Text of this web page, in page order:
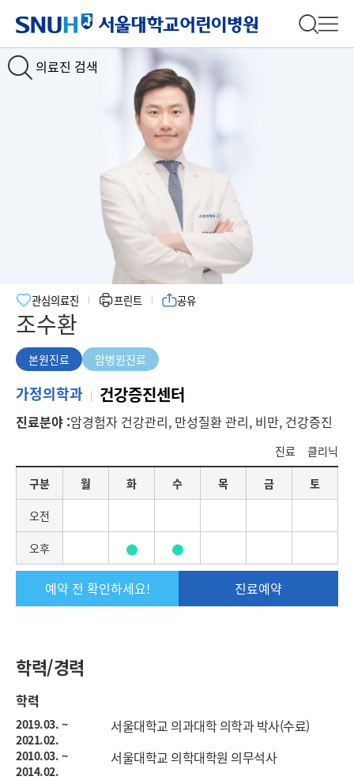
의료진 검색
서울대학교어린이병원
전체 검
조수환
관심의료진 프린트 공유
본원진료
암병원진료
본
진
가정의학과 건강증진센터
진료분야 :암경험자 건강관리, 만성질환 관리, 비만, 건강증진
진료
클리닉
별
료
정
구분 월 화 수 목 금 토
오전
오후
예약 전 확인하세요! 진료예약
학력/경력
학력
2019.03. ~
2021.02.
서울대학교 의과대학 의학과 박사(수료)
2010.03. ~
2014.02.
서울대학교 의학대학원 의무석사